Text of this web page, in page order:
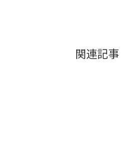
関連記事